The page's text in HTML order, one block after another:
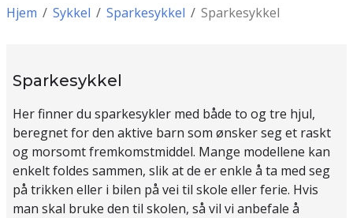
/
Hjem /
Sykkel /
Sparkesykkel Sparkesykkel
Sparkesykkel
Her finner du sparkesykler med både to og tre hjul,
beregnet for den aktive barn som ønsker seg et raskt
og morsomt fremkomstmiddel. Mange modellene kan
enkelt foldes sammen, slik at de er enkle å ta med seg
på trikken eller i bilen på vei til skole eller ferie. Hvis
man skal bruke den til skolen, så vil vi anbefale å